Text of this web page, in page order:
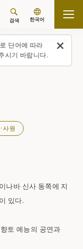
단어에 따라
시기 바랍니다.
검색 한국어
사원
나바 신사 동쪽에 지
있다.
토 예능의 공연과